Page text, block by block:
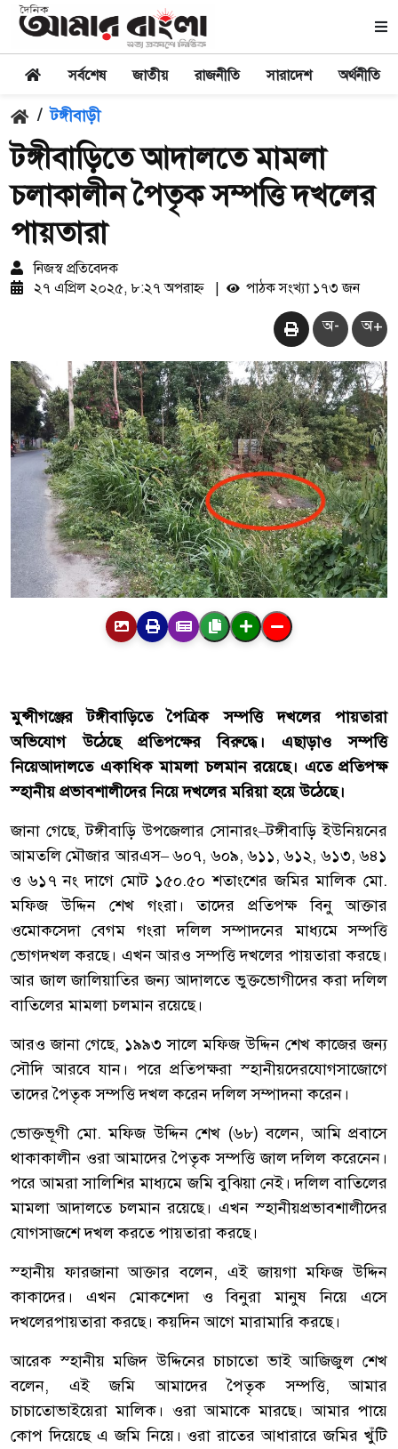
সর্বশেষ জাতীয় রাজনীতি সারাদেশ অর্থনীতি
/ টঙ্গীবাড়ী
টঙ্গীবাড়িতে আদালতে মামলা
চলাকালীন পৈতৃক সম্পত্তি দখলের
পায়তারা
নিজস্ব প্রতিবেদক
২৭ এপ্রিল ২০২৫, ৮:২৭ অপরাহ্ন
পাঠক সংখ্যা ১৭৩ জন
অ- অ+
মুন্সীগঞ্জের টঙ্গীবাড়িতে পৈত্রিক সম্পত্তি দখলের
পায়তারা
অভিযোগ
উঠেছে প্রতিপক্ষের বিরুদ্ধে। এছাড়াও
সম্পত্তি
নিয়েআদালতে একাধিক মামলা চলমান রয়েছে। এতে প্রতিপক্ষ
স্হানীয় প্রভাবশালীদের নিয়ে দখলের মরিয়া হয়ে উঠেছে।
জানা গেছে,টঙ্গীবাড়ি উপজেলার সোনারং–টঙ্গীবাড়ি ইউনিয়নের
আমতলি মৌজার আরএস–৬০৭,৬০৯,৬১১,৬১২,৬১৩,৬৪১
ও ৬১৭ নং দাগে মোট ১৫০.৫০ শতাংশের জমির মালিক মো.
মফিজ
উদ্দিন শেখ গংরা। তাদের প্রতিপক্ষ বিনু
আক্তার
ওমোকসেদা বেগম গংরা দলিল সম্পাদনের মাধ্যমে সম্পত্তি
ভোগদখল করছে। এখন আরও সম্পত্তি দখলের পায়তারা করছে।
আর জাল জালিয়াতির জন্য আদালতে ভুক্তভোগীদের করা দলিল
বাতিলের মামলা চলমান রয়েছে।
আরও জানা গেছে, ১৯৯৩ সালে মফিজ উদ্দিন শেখ কাজের জন্য
সৌদি আরবে যান। পরে প্রতিপক্ষরা স্হানীয়দেরযোগসাজোগে
তাদের পৈতৃক সম্পত্তি দখল করেন দলিল সম্পাদনা করেন।
ভোক্তভূগী মো.মফিজ উদ্দিন শেখ (৬৮)বলেন,আমি প্রবাসে
থাকাকালীন ওরা আমাদের পৈতৃক সম্পত্তি জাল দলিল করেনেন।
পরে আমরা সালিশির মাধ্যমে জমি বুঝিয়া নেই। দলিল বাতিলের
মামলা আদালতে চলমান রয়েছে। এখন স্হানীয়প্রভাবশালীদের
যোগসাজশে দখল করতে পায়তারা করছে।
স্হানীয় ফারজানা আক্তার বলেন, এই জায়গা মফিজ উদ্দিন
কাকাদের।
এখন মোকশেদা ও বিনুরা মানুষ নিয়ে
এসে
দখলেরপায়তারা করছে। কয়দিন আগে মারামারি করছে।
আরেক স্হানীয় মজিদ উদ্দিনের চাচাতো ভাই আজিজুল শেখ
বলেন, এই জমি আমাদের পৈতৃক সম্পত্তি,আমার
চাচাতোভাইয়েরা মালিক। ওরা আমাকে মারছে। আমার পায়ে
কোপ দিয়েছে এ জমি নিয়ে। ওরা রাতের আধারারে জমির খুঁটি